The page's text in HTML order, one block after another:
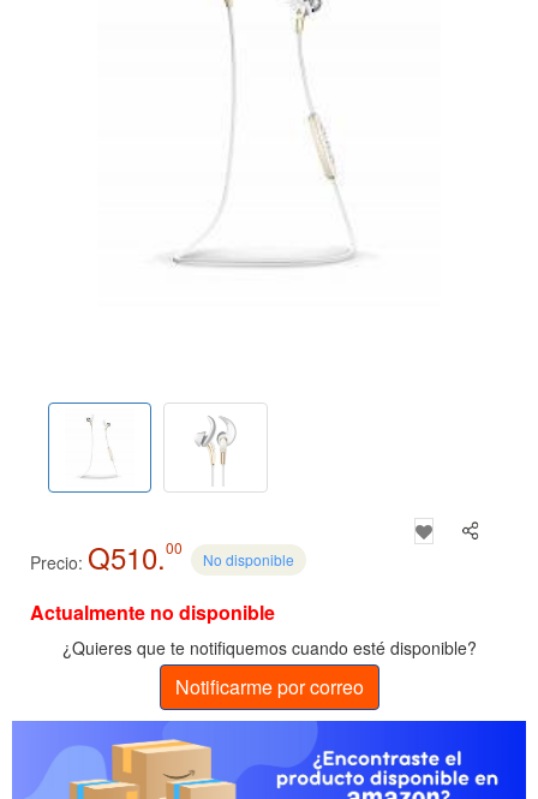
Precio: Q510.00
No disponible
Actualmente no disponible
¿Quieres que te notifiquemos cuando esté disponible?
Notificarme por correo